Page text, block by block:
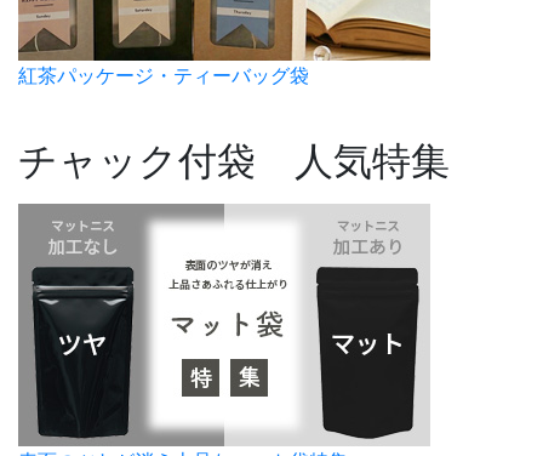
紅茶パッケージ・ティーバッグ袋
チャック付袋 人気特集